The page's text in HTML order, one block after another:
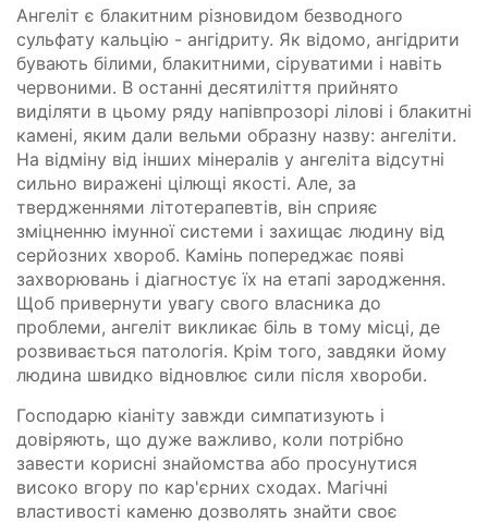
Ангеліт є блакитним різновидом безводного
сульфату кальцію - ангідриту. Як відомо, ангідрити
бувають білими, блакитними, сіруватими і навіть
червоними. В останні десятиліття прийнято
виділяти в цьому ряду напівпрозорі лілові і блакитні
камені, яким дали вельми образну назву: ангеліти.
На відміну від інших мінералів у ангеліта відсутні
сильно виражені цілющі якості. Але, за
твердженнями літотерапевтів, він сприяє
зміцненню імунної системи і захищає людину від
серйозних хвороб. Камінь попереджає появі
захворювань і діагностує їх на етапі зародження.
Щоб привернути увагу свого власника до
проблеми, ангеліт викликає біль в тому місці, де
розвивається патологія. Крім того, завдяки йому
людина швидко відновлює сили після хвороби.
Господарю кіаніту завжди симпатизують і
довіряють, що дуже важливо, коли потрібно
завести корисні знайомства або просунутися
високо вгору по кар'єрних сходах. Магічні
властивості каменю дозволять знайти своє